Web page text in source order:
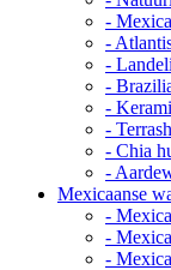
-
-
-
-
-
-
- Chia
-
Mexicaanse
-
-
-